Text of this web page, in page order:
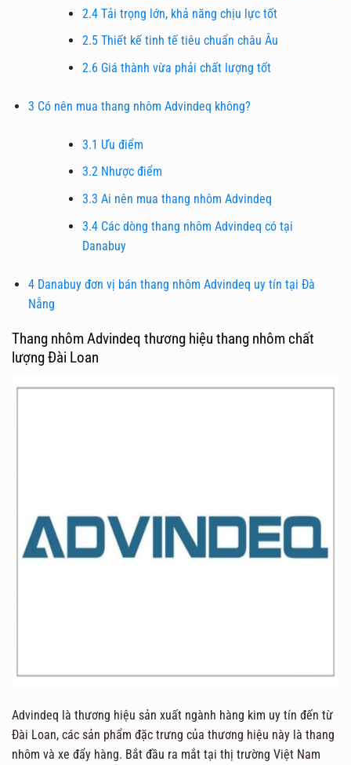
2.4Tải trọng lớn, khả năng chịu lực tốt
2.5Thiết kế tinh tế tiêu chuẩn châu Âu
2.6 Giá thành vừa phải chất lượng tốt
3 Có nên mua thang nhôm Advindeq không?
3.1 Ưu điểm
3.2Nhược điểm
3.3 Ai nên mua thang nhôm Advindeq
3.4Các dòng thang nhôm Advindeq có tại
Danabuy
4Danabuy đơn vị bán thang nhôm Advindeq uy tín tại Đà
Nẵng
Thang nhôm Advindeq thương hiệu thang nhôm chất
lượng Đài Loan
Advindeq là thương hiệu sản xuất ngành hàng kim uy tín đến từ
Đài Loan, các sản phẩm đặc trưng của thương hiệu này là thang
nhôm và xe đẩy hàng. Bắt đầu ra mắt tại thị trường Việt Nam